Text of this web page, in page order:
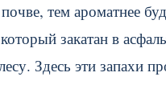
тем ароматнее
закатан в
Здесь эти запахи